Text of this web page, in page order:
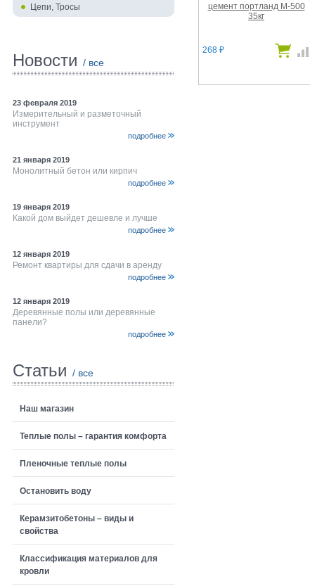
Цепи, Тросы
Новости / все
23 февраля 2019
Измерительный и разметочный
инструмент
подробнее
21 января 2019
Монолитный бетон или кирпич
подробнее
19 января 2019
Какой дом выйдет дешевле и лучше
подробнее
12 января 2019
Ремонт квартиры для сдачи в аренду
подробнее
12 января 2019
Деревянные полы или деревянные
панели?
подробнее
Статьи / все
Наш магазин
Теплые полы – гарантия комфорта
Пленочные теплые полы
Остановить воду
Керамзитобетоны – виды и
свойства
Классификация материалов для
кровли
цемент портланд М-500
35кг
268 ₽